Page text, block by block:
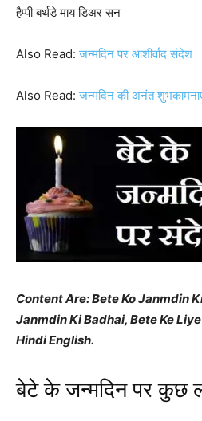
हैप्पी बर्थडे माय डिअर सन
Also Read:जन्मदिन पर आशीर्वाद संदेश
Also Read:जन्मदिन की अनंत
Content Are: Bete Ko Janmdin
Janmdin Ki Badhai, Bete Ke
Hindi English.
बेटे के जन्मदिन पर कुछ